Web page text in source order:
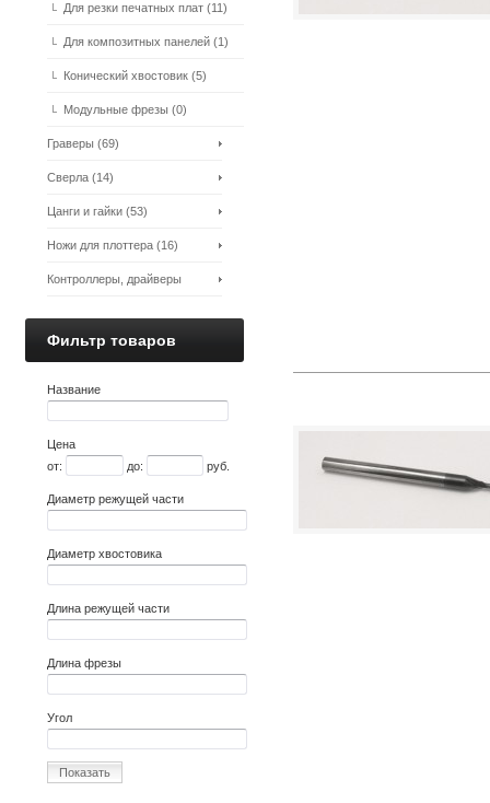
Для резки печатных плат (11)
Для композитных панелей (1)
Конический хвостовик (5)
Модульные фрезы (0)
Граверы (69)
Сверла (14)
Цанги и гайки (53)
Ножи для плоттера (16)
Контроллеры, драйверы
Фильтр товаров
Название
Цена
от:
до: руб.
Диаметр режущей части
Диаметр хвостовика
Длина режущей части
Длина фрезы
Угол
Показать